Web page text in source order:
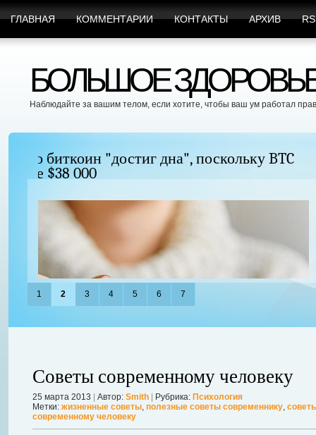
ГЛАВНАЯ КОММЕНТАРИИ КОНТАКТЫ АРХИВ
БОЛЬШОЕ
Наблюдайте за вашим телом, если хотите, чтобы ваш ум работал
Можно ли увеличить грудь без
придать ей форму?
1 2 3 4 5 6 7
Советы современному человеку
25 марта 2013 Автор: Smith Рубрика: Психология
Метки: жизненные советы, полезные советы современнику,
современному человеку